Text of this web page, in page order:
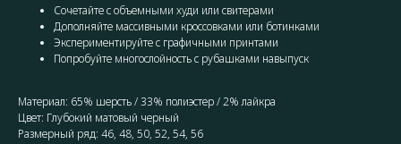
Сочетайте с объемными худи или свитерами
Дополняйте массивными кроссовками или ботинками
Экспериментируйте с графичными принтами
Попробуйте многослойность с рубашками навыпуск
Материал: 65% шерсть / 33% полиэстер / 2% лайкра
Цвет: Глубокий матовый черный
Размерный ряд: 46, 48, 50, 52, 54, 56